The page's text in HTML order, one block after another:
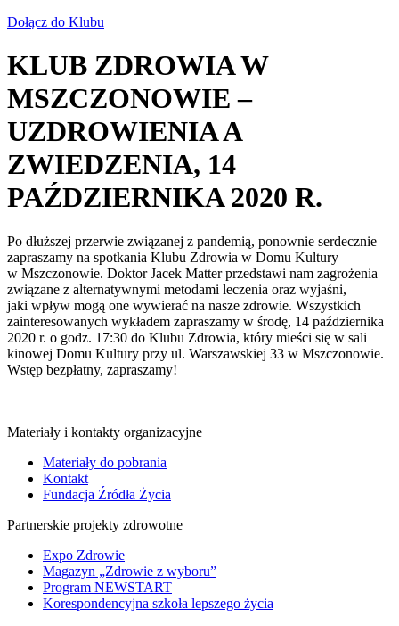
Dołącz do Klubu
KLUB ZDROWIA W
MSZCZONOWIE –
UZDROWIENIA A
ZWIEDZENIA, 14
PAŹDZIERNIKA 2020 R.
Po dłuższej przerwie związanej z pandemią, ponownie serdecznie
zapraszamy na spotkania Klubu Zdrowia w Domu Kultury
w Mszczonowie. Doktor Jacek Matter przedstawi nam zagrożenia
związane z alternatywnymi metodami leczenia oraz wyjaśni,
jaki wpływ mogą one wywierać na nasze zdrowie. Wszystkich
zainteresowanych wykładem zapraszamy w środę, 14 października
2020 r. o godz. 17:30 do Klubu Zdrowia, który mieści się w sali
kinowej Domu Kultury przy ul. Warszawskiej 33 w Mszczonowie.
Wstęp bezpłatny, zapraszamy!
Materiały i kontakty organizacyjne
Materiały do pobrania
Kontakt
Fundacja Źródła Życia
Partnerskie projekty zdrowotne
Expo Zdrowie
Magazyn „Zdrowie z wyboru”
Program NEWSTART
Korespondencyjna szkoła lepszego życia